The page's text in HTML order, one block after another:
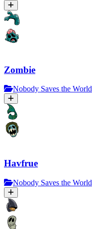
Zombie
Nobody Saves the World
Havfrue
Nobody Saves the World